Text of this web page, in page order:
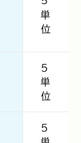
単
位
５
単
位
５